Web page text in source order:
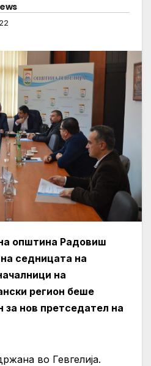
општина Радовиш
седницата на
на
регион беше
за нов претседател на
во Гевгелија.